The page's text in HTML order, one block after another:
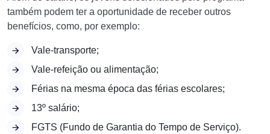
também podem ter a oportunidade de receber outros
benefícios, como, por exemplo:
Vale-transporte;
Vale-refeição ou alimentação;
Férias na mesma época das férias escolares;
13º salário;
FGTS (Fundo de Garantia do Tempo de Serviço).